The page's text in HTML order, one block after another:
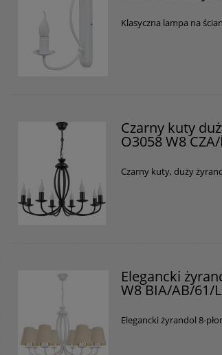
Klasyczna lampa na
Czarny kuty
O3058 W8
Czarny kuty, duży
Elegancki
W8 BIA/AB/61/
Elegancki żyrandol 8-